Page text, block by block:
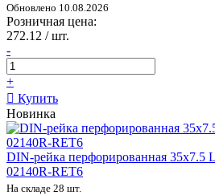
Обновлено 10.08.2026
Розничная цена:
272.12 / шт.
-
+
Купить
Новинка
DIN-рейка перфорированная 35х7.5
02140R-RET6
На складе 28 шт.